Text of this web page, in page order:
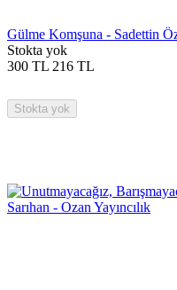
Gülme Komşuna - Sadettin
Stokta yok
300 TL 216 TL
Stokta yok